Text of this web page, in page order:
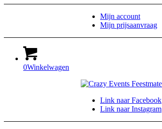
Mijn account
Mijn prijsaanvraag
0Winkelwagen
Link naar Facebook
Link naar Instagram